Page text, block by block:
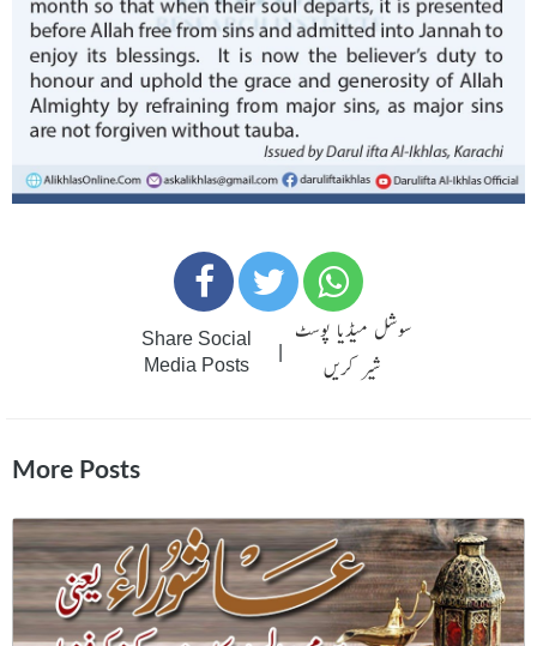
Share Social
Media Posts
سوشل میڈیا پوسٹ
شیر کریں
More Posts